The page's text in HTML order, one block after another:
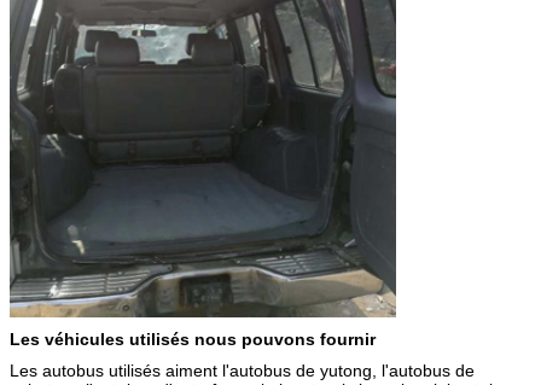
Les véhicules utilisés nous pouvons fournir
Les autobus utilisés aiment l'autobus de yutong, l'autobus de